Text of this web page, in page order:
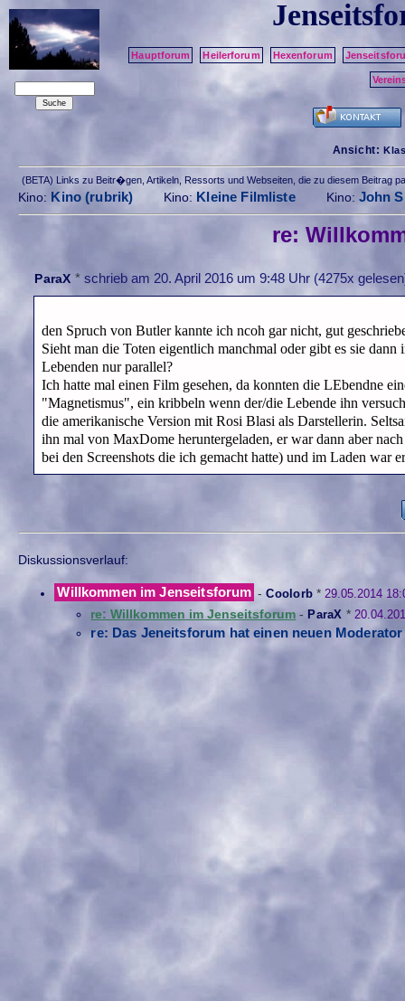
Hauptforum Heilerforum Hexenforum
Ansicht:
(BETA) Links zu Beitr�gen, Artikeln, Ressorts und Webseiten, die zu diesem Beitrag
Kino: Kino (rubrik) Kino: Kleine Filmliste Kino: John
re:
ParaX * schrieb am 20. April 2016 um 9:48 Uhr(4275x
den Spruch von Butler kannte ich ncoh gar nicht, gut
Sieht man die Toten eigentlich manchmal oder gibt es sie
Lebenden nur parallel?
Ich hatte mal einen Film gesehen, da konnten die LEbendne
"Magnetismus", ein kribbeln wenn der/die Lebende ihn
die amerikanische Version mit Rosi Blasi als Darstellerin.
ihn mal von MaxDome heruntergeladen, er war dann aber
bei den Screenshots die ich gemacht hatte) und im Laden war
Diskussionsverlauf:
Willkommen im Jenseitsforum -Coolorb * 29.05.2014
re: Willkommen im Jenseitsforum - ParaX *
re: Das Jeneitsforum hat einen neuen Moderator